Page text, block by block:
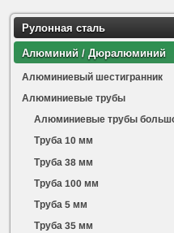
Рулонная сталь
Алюминий / Дюралюминий
Алюминиевый шестигранник
Алюминиевые трубы
Алюминиевые трубы
Труба 10 мм
Труба 38 мм
Труба 100 мм
Труба 5 мм
Труба 35 мм